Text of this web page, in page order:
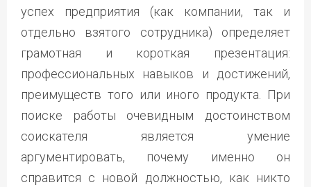
успех предприятия (как компании, так и
отдельно взятого сотрудника) определяет
грамотная и короткая презентация:
профессиональных навыков и достижений,
преимуществ того или иного продукта. При
поиске работы очевидным достоинством
соискателя является умение
аргументировать, почему именно он
справится с новой должностью, как никто